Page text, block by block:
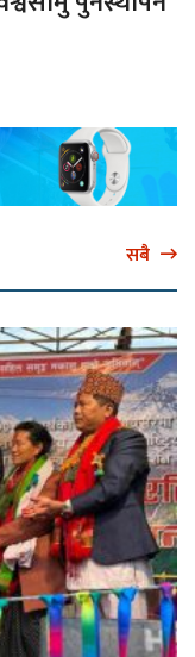
सबै